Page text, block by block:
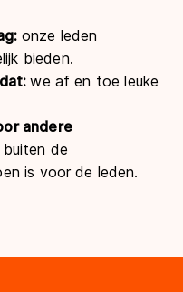
onze leden
bieden.
we af en toe leuke
andere
de
is voor de leden.